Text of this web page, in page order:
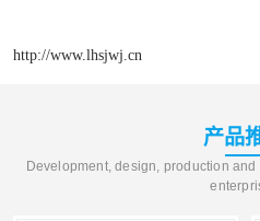
http://www.lhsjwj.cn
产品
Development, design, production